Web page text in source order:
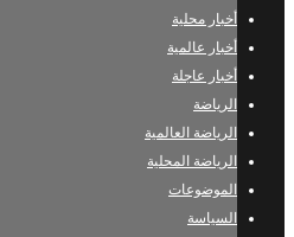
أخبار محلية
أخبار عالمية
أخبار عاجلة
الرياضة
الرياضة العالمية
الرياضة المحلية
الموضوعات
السياسة